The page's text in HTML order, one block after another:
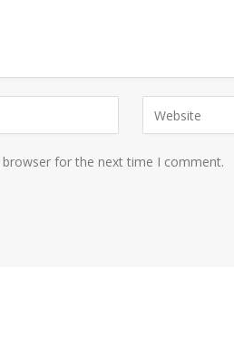
for the next time I comment.